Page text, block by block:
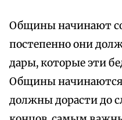
Общины начинают
постепенно они
дары, которые эти
Общины начинаются
должны дорасти до